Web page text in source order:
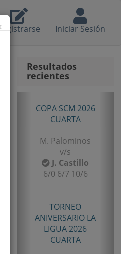
Iniciar Sesión
Resultados
recientes
TORNEO
ANIVERSARIO LA
SENIOR TERCERA
B. Castillo
v/s
TORNEO TENIS TOUR
QUINTA 2026